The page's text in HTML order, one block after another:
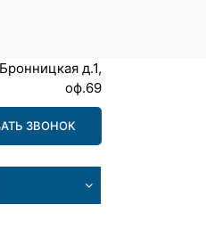
д.1,
оф.69
ЗВОНОК